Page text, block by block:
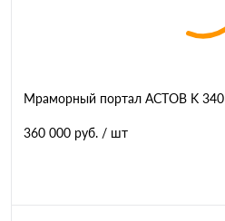
Мраморный портал АСТОВ K 340
360 000 руб. / шт